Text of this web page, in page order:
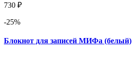
730 ₽
-25%
Блокнот для записей МИФа (белый)